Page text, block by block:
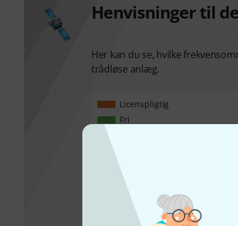
Henvisninger til
Her kan du se, hvilke
trådløse anlæg.
Licenspligtig
Fri